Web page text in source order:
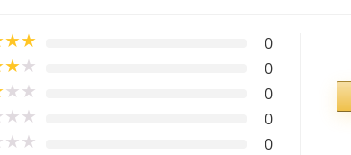
★★ 0
★★ 0
★★ 0
★★ 0
★★ 0